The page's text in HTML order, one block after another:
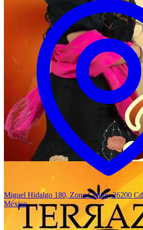
Miguel Hidalgo 180, Zona Centro, 26200
México